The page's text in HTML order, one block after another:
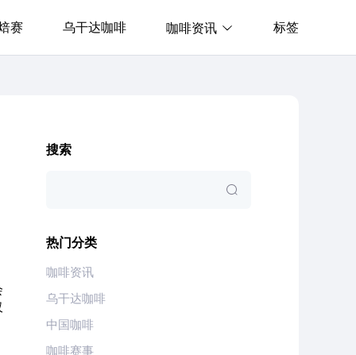
赛 乌干达咖啡 咖啡资讯 标签
搜索
热门分类
咖啡资讯
乌干达咖啡
中国咖啡
咖啡赛事